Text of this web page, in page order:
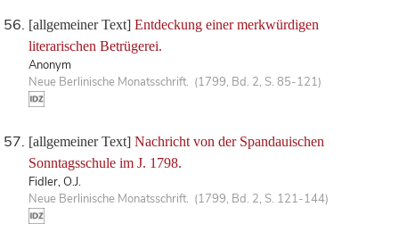
[allgemeiner Text] Entdeckung einer merkwürdigen
literarischen Betrügerei.
Anonym
Neue Berlinische Monatsschrift. (1799, Bd. 2, S. 85-121)
[allgemeiner Text] Nachricht von der Spandauischen
Sonntagsschule im J. 1798.
Fidler, O.J.
Neue Berlinische Monatsschrift. (1799, Bd. 2, S. 121-144)